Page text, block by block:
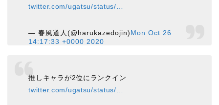
twitter.com/ugatsu/status/…
— 春風道人(@harukazedojin)Mon Oct 26
14:17:33 +0000 2020
推しキャラが2位にランクイン
twitter.com/ugatsu/status/…